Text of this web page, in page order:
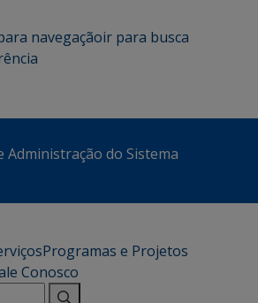
navegaçãoir para busca
Administração do Sistema
Programas e Projetos
Conosco